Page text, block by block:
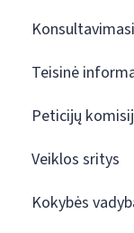
Teisinė
Peticijų
Veiklos sritys
Kokybės